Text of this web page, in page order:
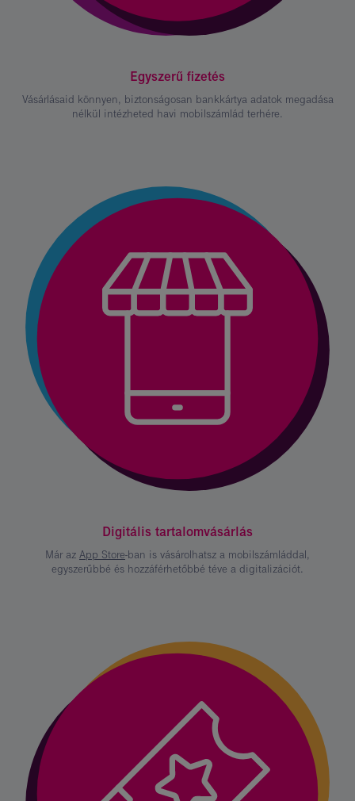
Egyszerű fizetés
Vásárlásaid könnyen, biztonságosan bankkártya adatok megadása
nélkül intézheted havi mobilszámlád terhére.
Digitális tartalomvásárlás
Már az App Store-ban is vásárolhatsz a mobilszámláddal,
egyszerűbbé és hozzáférhetőbbé téve a digitalizációt.